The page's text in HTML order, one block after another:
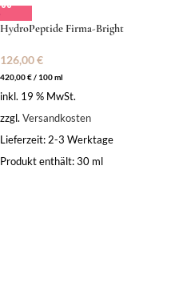
HydroPeptide Firma-Bright
126,00€
420,00€/ 100ml
inkl. 19 % MwSt.
zzgl. Versandkosten
Lieferzeit: 2-3 Werktage
Produkt enthält: 30 ml